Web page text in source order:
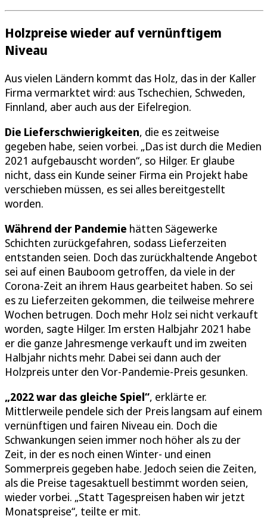
Holzpreise wieder auf vernünftigem
Niveau
Aus vielen Ländern kommt das Holz, das in der Kaller
Firma vermarktet wird: aus Tschechien, Schweden,
Finnland, aber auch aus der Eifelregion.
Die Lieferschwierigkeiten, die es zeitweise
gegeben habe, seien vorbei. „Das ist durch die Medien
2021 aufgebauscht worden“, so Hilger. Er glaube
nicht, dass ein Kunde seiner Firma ein Projekt habe
verschieben müssen, es sei alles bereitgestellt
worden.
Während der Pandemie hätten Sägewerke
Schichten zurückgefahren, sodass Lieferzeiten
entstanden seien. Doch das zurückhaltende Angebot
sei auf einen Bauboom getroffen, da viele in der
Corona-Zeit an ihrem Haus gearbeitet haben. So sei
es zu Lieferzeiten gekommen, die teilweise mehrere
Wochen betrugen. Doch mehr Holz sei nicht verkauft
worden, sagte Hilger. Im ersten Halbjahr 2021 habe
er die ganze Jahresmenge verkauft und im zweiten
Halbjahr nichts mehr. Dabei sei dann auch der
Holzpreis unter den Vor-Pandemie-Preis gesunken.
„2022 war das gleiche Spiel“, erklärte er.
Mittlerweile pendele sich der Preis langsam auf einem
vernünftigen und fairen Niveau ein. Doch die
Schwankungen seien immer noch höher als zu der
Zeit, in der es noch einen Winter- und einen
Sommerpreis gegeben habe. Jedoch seien die Zeiten,
als die Preise tagesaktuell bestimmt worden seien,
wieder vorbei. „Statt Tagespreisen haben wir jetzt
Monatspreise“, teilte er mit.